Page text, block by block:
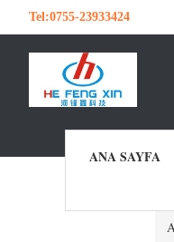
Tel:0755-23933424
ANA SAYFA